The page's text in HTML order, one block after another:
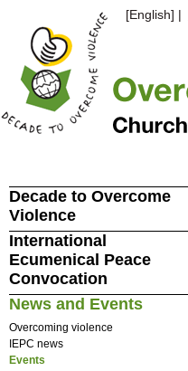
[English] |
Decade to Overcome
Violence
International
Ecumenical Peace
Convocation
News and Events
Overcoming violence
IEPC news
Events